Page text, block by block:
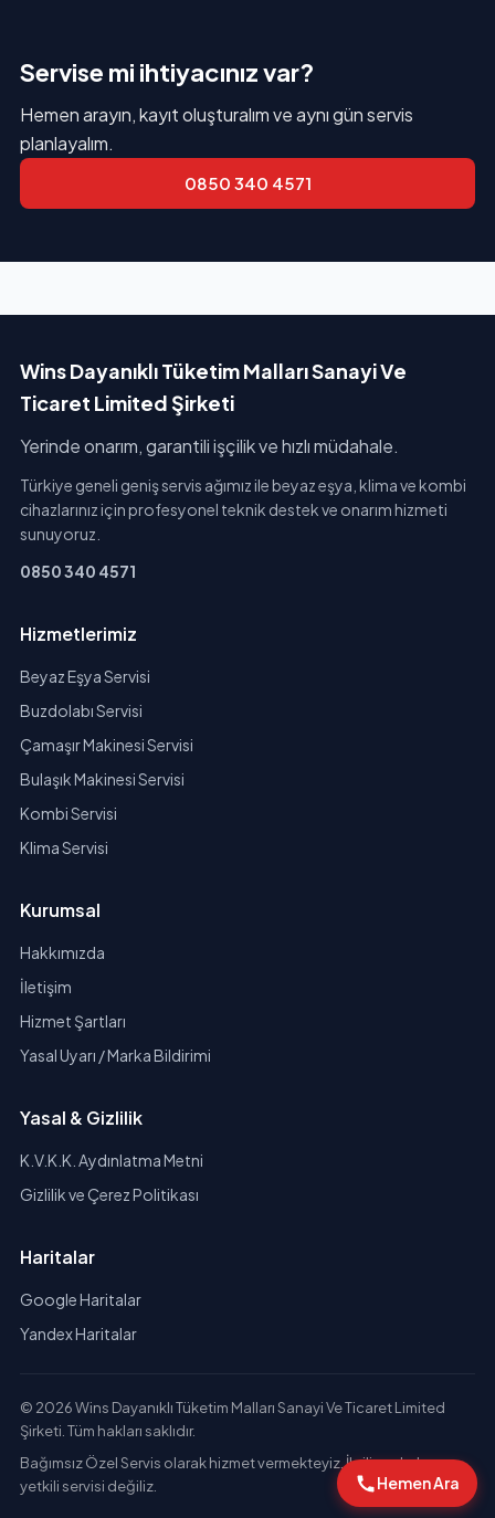
Servise mi ihtiyacınız var?
Hemen arayın, kayıt oluşturalım ve aynı gün servis
planlayalım.
0850 340 4571
Wins Dayanıklı Tüketim Malları Sanayi Ve
Ticaret Limited Şirketi
Yerinde onarım, garantili işçilik ve hızlı müdahale.
Türkiye geneli geniş servis ağımız ile beyaz eşya, klima ve kombi
cihazlarınız için profesyonel teknik destek ve onarım hizmeti
sunuyoruz.
0850 340 4571
Hizmetlerimiz
Beyaz Eşya Servisi
Buzdolabı Servisi
Çamaşır Makinesi Servisi
Bulaşık Makinesi Servisi
Kombi Servisi
Klima Servisi
Kurumsal
Hakkımızda
İletişim
Hizmet Şartları
Yasal Uyarı / Marka Bildirimi
Yasal & Gizlilik
K.V.K.K. Aydınlatma Metni
Gizlilik ve Çerez Politikası
Haritalar
Google Haritalar
Yandex Haritalar
© 2026 Wins Dayanıklı Tüketim Malları Sanayi Ve Ticaret Limited
Şirketi. Tüm hakları saklıdır.
Bağımsız Özel Servis olarak hizmet vermekteyiz. İlgili markaların
yetkili servisi değiliz.
Hemen Ara